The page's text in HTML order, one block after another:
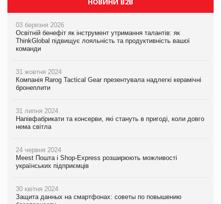
03 березня 2026
Освітній бенефіт як інструмент утримання талантів: як
ThinkGlobal підвищує лояльність та продуктивність вашої
команди
31 жовтня 2024
Компанія Rarog Tactical Gear презентувала надлегкі керамічні
бронеплити
31 липня 2024
Напівфабрикати та консерви, які стануть в пригоді, коли довго
нема світла
24 червня 2024
Meest Пошта і Shop-Express розширюють можливості
українських підприємців
30 квітня 2024
Защита данных на смартфонах: советы по повышению